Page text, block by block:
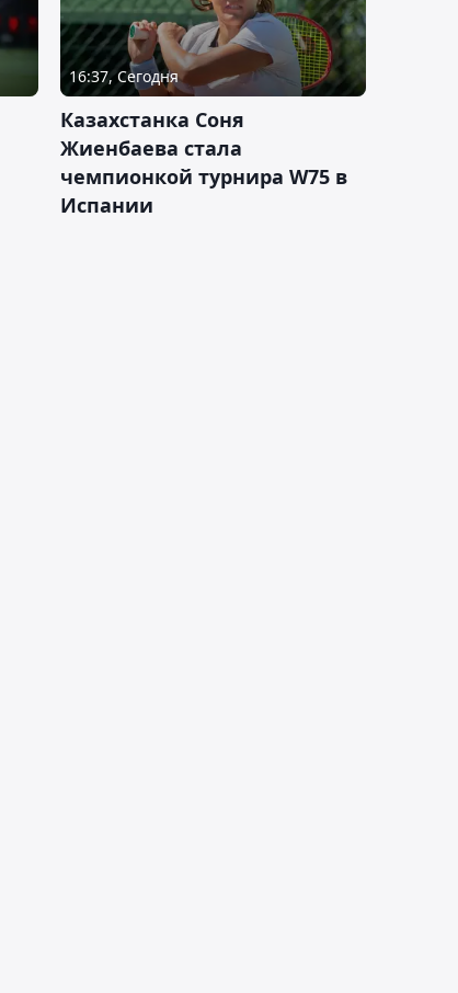
16:37, Сегодня
Казахстанка Соня
Жиенбаева стала
чемпионкой турнира W75 в
Испании